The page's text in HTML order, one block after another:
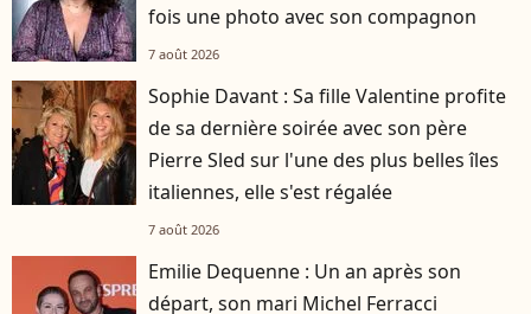
fois une photo avec son compagnon
7 août 2026
Sophie Davant : Sa fille Valentine profite
de sa dernière soirée avec son père
Pierre Sled sur l'une des plus belles îles
italiennes, elle s'est régalée
7 août 2026
Emilie Dequenne : Un an après son
départ, son mari Michel Ferracci